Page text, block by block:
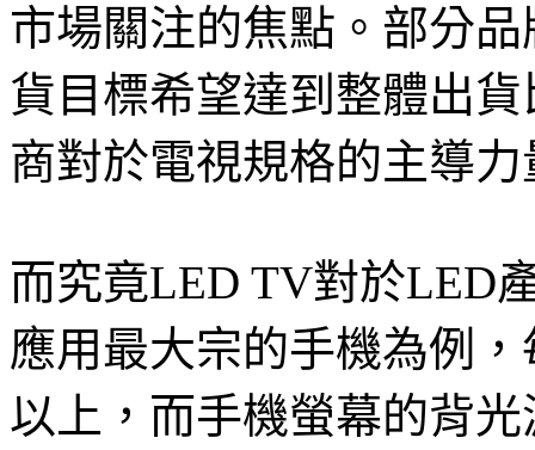
市場關注的焦點。部分
貨目標希望達到整體出
商對於電視規格的主導
而究竟LED TV對於LED
應用最大宗的手機為例
以上，而手機螢幕的背